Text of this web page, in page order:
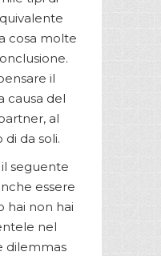
cosa molte
il
causa del
al
di da soli.
il seguente
essere
hai non hai
nel
dilemmas